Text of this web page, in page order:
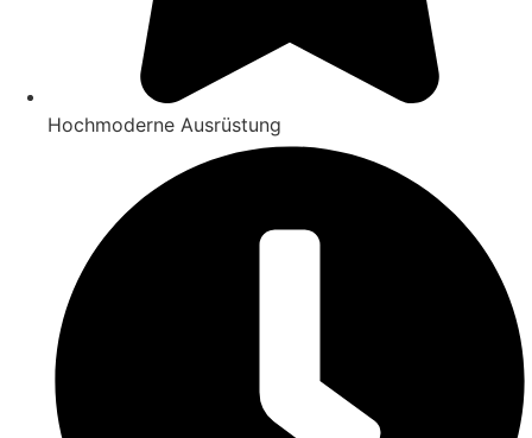
Hochmoderne Ausrüstung